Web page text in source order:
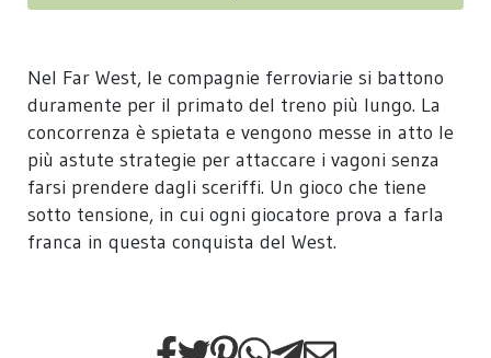
Nel Far West, le compagnie ferroviarie si battono
duramente per il primato del treno più lungo. La
concorrenza è spietata e vengono messe in atto le
più astute strategie per attaccare i vagoni senza
farsi prendere dagli sceriffi. Un gioco che tiene
sotto tensione, in cui ogni giocatore prova a farla
franca in questa conquista del West.